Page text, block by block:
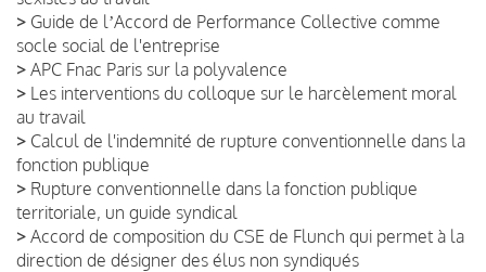
> Guide de lʼAccord de Performance Collective comme
socle social de l'entreprise
> APC Fnac Paris sur la polyvalence
> Les interventions du colloque sur le harcèlement moral
au travail
> Calcul de l'indemnité de rupture conventionnelle dans la
fonction publique
> Rupture conventionnelle dans la fonction publique
territoriale, un guide syndical
> Accord de composition du CSE de Flunch qui permet à la
direction de désigner des élus non syndiqués